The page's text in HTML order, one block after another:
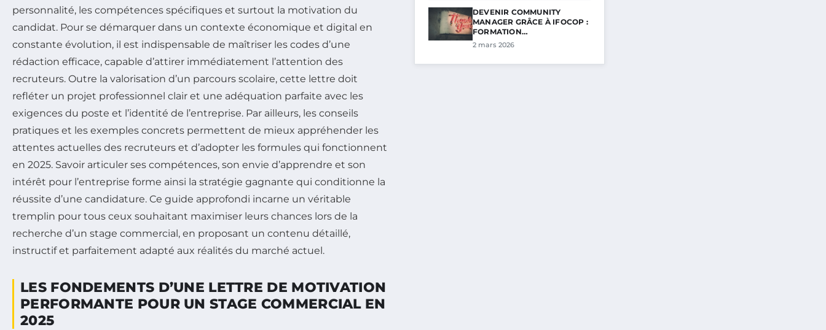
personnalité, les compétences spécifiques et surtout la motivation du
candidat. Pour se démarquer dans un contexte économique et digital en
constante évolution, il est indispensable de maîtriser les codes d’une
rédaction efficace, capable d’attirer immédiatement l’attention des
recruteurs. Outre la valorisation d’un parcours scolaire, cette lettre doit
refléter un projet professionnel clair et une adéquation parfaite avec les
exigences du poste et l’identité de l’entreprise. Par ailleurs, les conseils
pratiques et les exemples concrets permettent de mieux appréhender les
attentes actuelles des recruteurs et d’adopter les formules qui fonctionnent
en 2025. Savoir articuler ses compétences, son envie d’apprendre et son
intérêt pour l’entreprise forme ainsi la stratégie gagnante qui conditionne la
réussite d’une candidature. Ce guide approfondi incarne un véritable
tremplin pour tous ceux souhaitant maximiser leurs chances lors de la
recherche d’un stage commercial, en proposant un contenu détaillé,
instructif et parfaitement adapté aux réalités du marché actuel.
LES FONDEMENTS D’UNE LETTRE DE MOTIVATION
PERFORMANTE POUR UN STAGE COMMERCIAL EN
2025
DEVENIR COMMUNITY
MANAGER GRÂCE À IFOCOP :
FORMATION…
2 mars 2026